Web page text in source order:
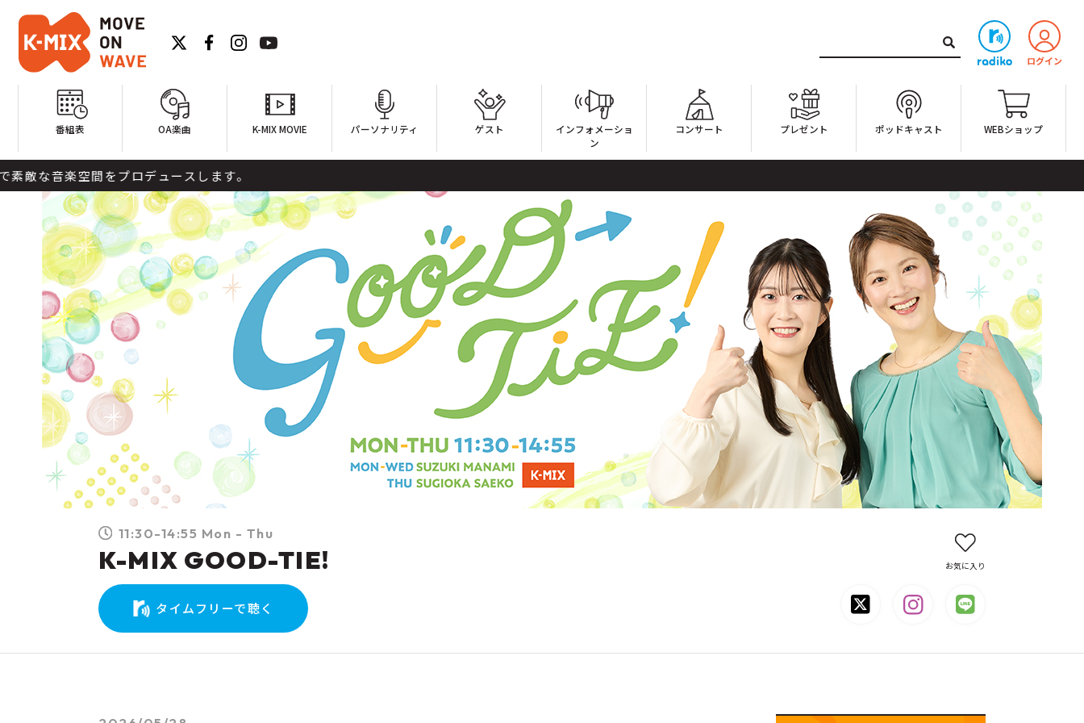
番組表 OA楽曲 K-MIX MOVIE パーソナリティ ゲスト
インフォメーショ
ン
コンサート プレゼント ポッドキャスト WEBショップ
間をプロデュースします。
11:30-14:55 Mon - Thu
K-MIX GOOD-TIE!
タイムフリーで聴く
お気に入り